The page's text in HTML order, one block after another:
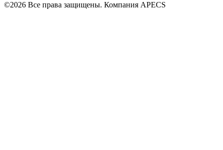
©2026 Все права защищены. Компания APECS